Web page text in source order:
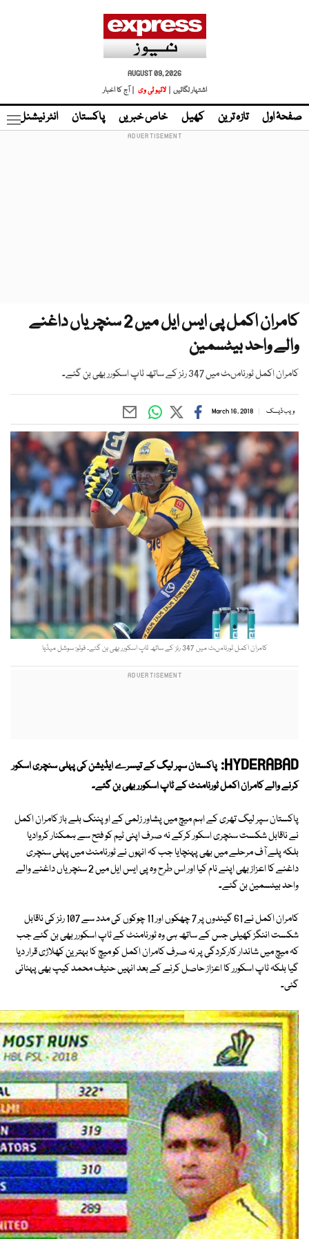
AUGUST 09, 2026
اشتہار لگائیں |
لائیو ٹی وی | آج کا اخبار
صفحۂ اول تازہ ترین کھیل خاص خبریں پاکستان انٹر نیشنل
کامران اکمل پی ایس ایل میں 2 سنچریاں داغنے
والے واحد بیٹسمین
کامران اکمل ٹورنامںٹ میں 347 رنز کے ساتھ ٹاپ اسکورر بھی بن گئے۔
ویب ڈیسک March 16, 2018
کامران اکمل ٹورنامںٹ میں 347 رنز کے ساتھ ٹاپ اسکورر بھی بن گئے۔ فوٹو: سوشل میڈیا
HYDERABAD: پاکستان سپر لیگ کے تیسرے ایڈیشن کی پہلی سنچری اسکور
کرنے والے کامران اکمل ٹورنامنٹ کے ٹاپ اسکورر بھی بن گئے۔
پاکستان سپر لیگ تھری کے اہم میچ میں پشاور زلمی کے اوپننگ بلے باز کامران اکمل
نے ناقابل شکست سنچری اسکور کرکے نہ صرف اپنی ٹیم کو فتح سے ہمکنار کروادیا
بلکہ پلے آف مرحلے میں بھی پہنچایا جب کہ انہوں نے ٹورنامنٹ میں پہلی سنچری
داغنے کا اعزاز بھی اپنے نام کیا اور اس طرح وہ پی ایس ایل میں 2 سنچریاں داغنے والے
واحد بیٹسمین بن گئے۔
کامران اکمل نے 61 گیندوں پر 7 چھکوں اور 11 چوکوں کی مدد سے 107 رنز کی ناقابل
شکست اننگز کھیلی جس کے ساتھ ہی وہ ٹورنامنٹ کے ٹاپ اسکورر بھی بن گئے جب
کہ میچ میں شاندار کارکردگی پر نہ صرف کامران اکمل کو میچ کا بہترین کھلاڑی قرار دیا
گیا بلکہ ٹاپ اسکورر کا اعزاز حاصل کرنے کے بعد انہیں حنیف محمد کیپ بھی پہنائی
گئی۔